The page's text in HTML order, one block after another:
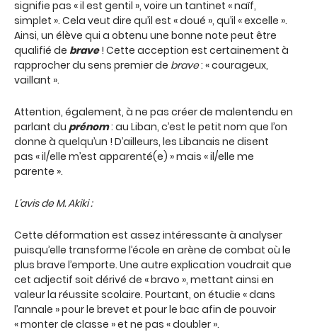
signifie pas « il est gentil », voire un tantinet « naïf,
simplet ». Cela veut dire qu’il est « doué », qu’il « excelle ».
Ainsi, un élève qui a obtenu une bonne note peut être
qualifié de brave! Cette acception est certainement à
rapprocher du sens premier de brave: « courageux,
vaillant ».
Attention, également, à ne pas créer de malentendu en
parlant du prénom: au Liban, c’est le petit nom que l’on
donne à quelqu’un ! D’ailleurs, les Libanais ne disent
pas « il/elle m’est apparenté(e) » mais « il/elle me
parente ».
L’avis de M. Akiki :
Cette déformation est assez intéressante à analyser
puisqu’elle transforme l’école en arène de combat où le
plus brave l’emporte. Une autre explication voudrait que
cet adjectif soit dérivé de « bravo », mettant ainsi en
valeur la réussite scolaire. Pourtant, on étudie « dans
l’annale » pour le brevet et pour le bac afin de pouvoir
« monter de classe » et ne pas « doubler ».